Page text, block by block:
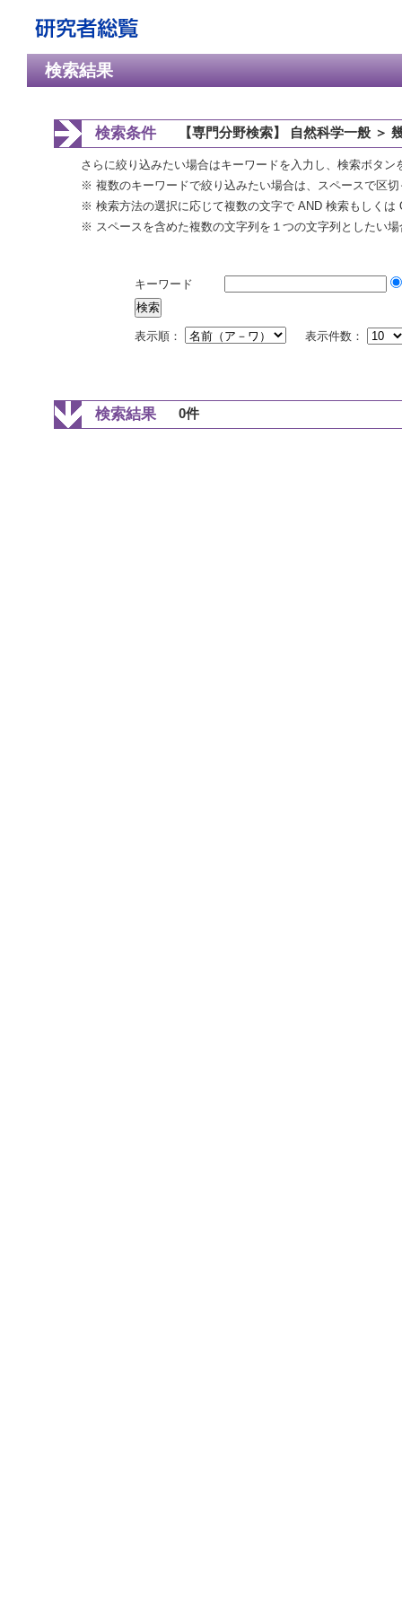
検索結果
検索条件 【専門分野検索】 自然科学一般 ＞
さらに絞り込みたい場合はキーワードを入力し、検索ボタ
※ 複数のキーワードで絞り込みたい場合は、スペースで区
※ 検索方法の選択に応じて複数の文字で AND 検索もしくは
※ スペースを含めた複数の文字列を１つの文字列としたい
キーワード
表示順： 表示件数：
検索結果 0件